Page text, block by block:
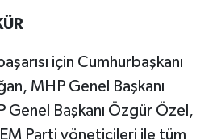
için Cumhurbaşkanı
MHP Genel Başkanı
Genel Başkanı Özgür Özel,
Parti yöneticileri ile tüm